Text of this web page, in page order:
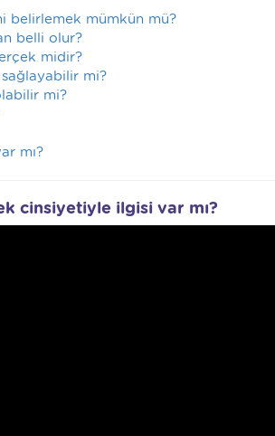
belirlemek mümkün mü?
belli olur?
midir?
mi?
mi?
mı?
cinsiyetiyle ilgisi var mı?